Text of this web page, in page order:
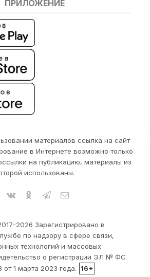
ПРИЛОЖЕНИЕ
материалов ссылка на сайт
в Интернете возможно только
на публикацию, материалы из
использованы.
2026 Зарегистрировано в
по надзору в сфере связи,
технологий и массовых
о регистрации ЭЛ № ФС
от 1 марта 2023 года.
16+